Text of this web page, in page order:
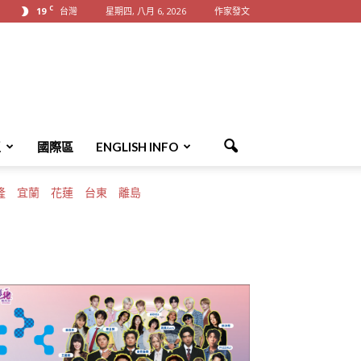
19 C 台灣 星期四, 八月 6, 2026 作家發文
國際區 ENGLISH INFO
宜蘭 花蓮 台東 離島